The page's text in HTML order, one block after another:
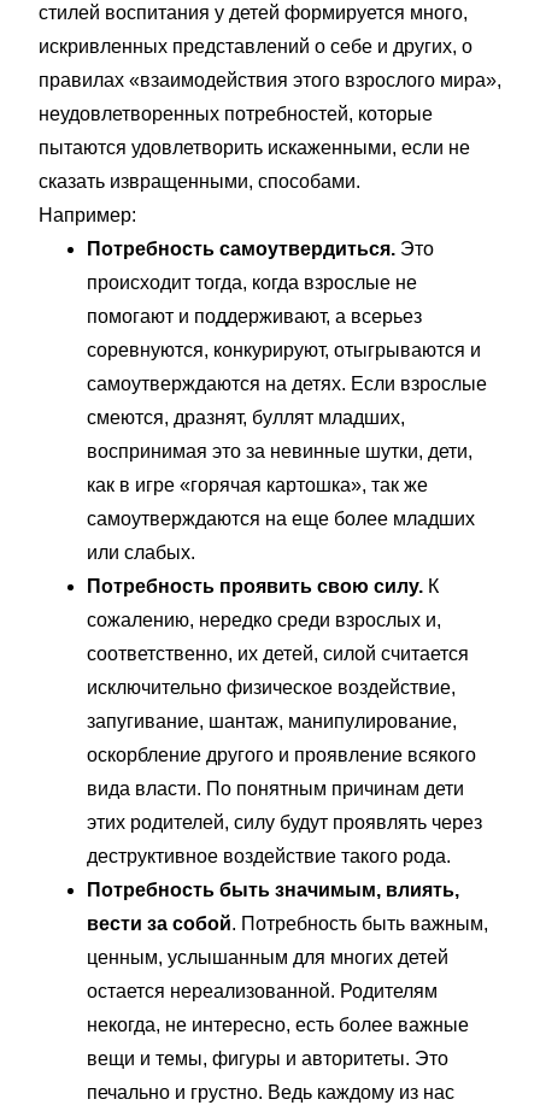
стилей воспитания у детей формируется много,
искривленных представлений о себе и других, о
правилах «взаимодействия этого взрослого мира»,
неудовлетворенных потребностей, которые
пытаются удовлетворить искаженными, если не
сказать извращенными, способами.
Например:
Потребность самоутвердиться. Это
происходит тогда, когда взрослые не
помогают и поддерживают, а всерьез
соревнуются, конкурируют, отыгрываются и
самоутверждаются на детях. Если взрослые
смеются, дразнят, буллят младших,
воспринимая это за невинные шутки, дети,
как в игре «горячая картошка», так же
самоутверждаются на еще более младших
или слабых.
Потребность проявить свою силу. К
сожалению, нередко среди взрослых и,
соответственно, их детей, силой считается
исключительно физическое воздействие,
запугивание, шантаж, манипулирование,
оскорбление другого и проявление всякого
вида власти. По понятным причинам дети
этих родителей, силу будут проявлять через
деструктивное воздействие такого рода.
Потребность быть значимым, влиять,
вести за собой. Потребность быть важным,
ценным, услышанным для многих детей
остается нереализованной. Родителям
некогда, не интересно, есть более важные
вещи и темы, фигуры и авторитеты. Это
печально и грустно. Ведь каждому из нас